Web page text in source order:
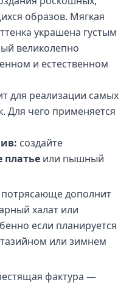
образов. Мягкая
украшена густым
великолепно
и естественном
для реализации самых
Для чего применяется
создайте
платье или пышный
потрясающе дополнит
халат или
если планируется
или зимнем
фактура —